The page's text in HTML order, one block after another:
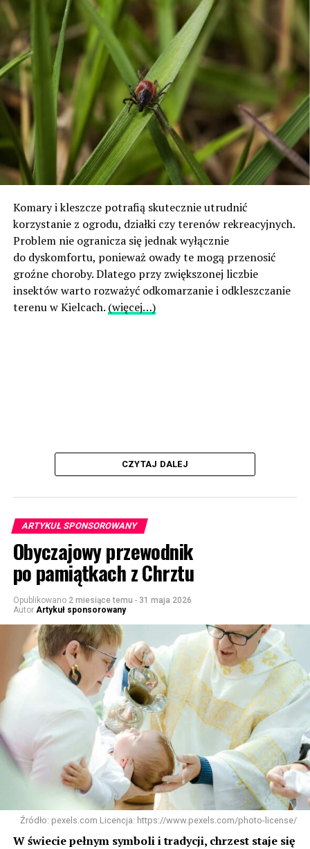
Komary i kleszcze potrafią skutecznie utrudnić
korzystanie z ogrodu, działki czy terenów rekreacyjnych.
Problem nie ogranicza się jednak wyłącznie
do dyskomfortu, ponieważ owady te mogą przenosić
groźne choroby. Dlatego przy zwiększonej liczbie
insektów warto rozważyć odkomarzanie i odkleszczanie
terenu w Kielcach. (więcej…)
CZYTAJ DALEJ
ARTYKUŁ SPONSOROWANY
Obyczajowy przewodnik
po pamiątkach z Chrztu
Opublikowano 2 miesiące temu - 31 maja 2026
Autor Artykuł sponsorowany
Źródło: pexels.com Licencja: https://www.pexels.com/photo-license/
W świecie pełnym symboli i tradycji, chrzest staje się